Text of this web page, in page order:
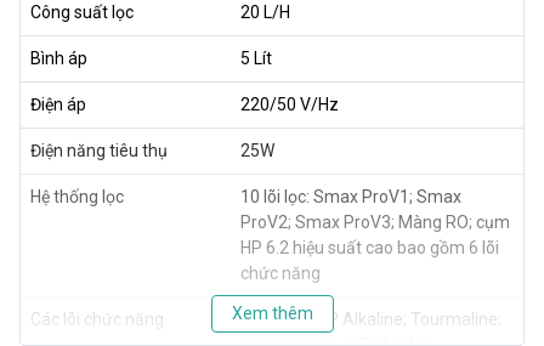
Công suất lọc 20 L/H
Bình áp 5 Lít
Điện áp 220/50 V/Hz
Điện năng tiêu thụ 25W
Hệ thống lọc
10 lõi lọc: Smax ProV1; Smax
ProV2; Smax ProV3; Màng RO; cụm
HP 6.2 hiệu suất cao bao gồm 6 lõi
chức năng
Các lõi chức năng
Mineral; ORP Alkaline; Tourmaline;
Xem thêm